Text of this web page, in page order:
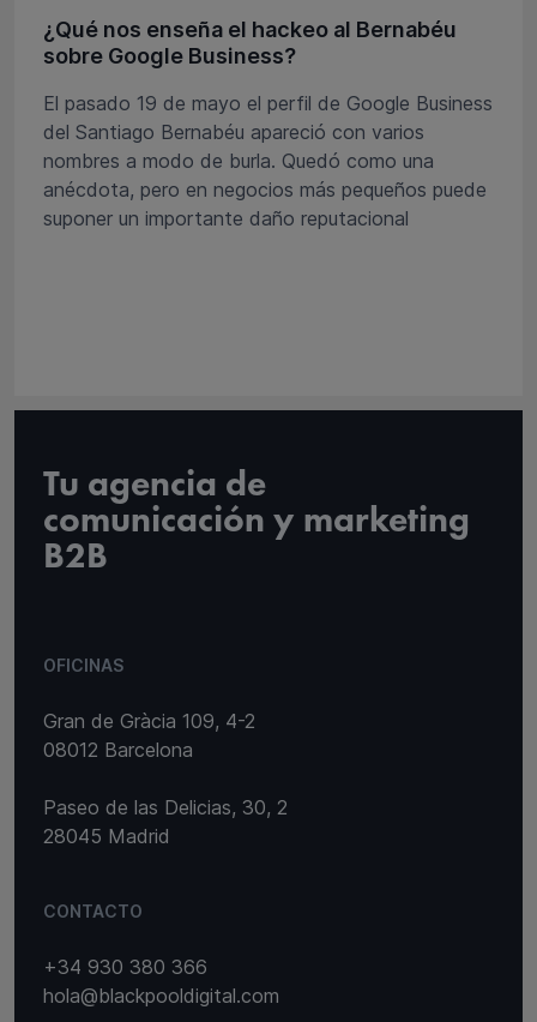
¿Qué nos enseña el hackeo al Bernabéu
sobre Google Business?
El pasado 19 de mayo el perfil de Google Business
del Santiago Bernabéu apareció con varios
nombres a modo de burla. Quedó como una
anécdota, pero en negocios más pequeños puede
suponer un importante daño reputacional
Tu agencia de
comunicación y marketing
B2B
OFICINAS
Gran de Gràcia 109, 4-2
08012 Barcelona
Paseo de las Delicias, 30, 2
28045 Madrid
CONTACTO
+34 930 380 366
hola@blackpooldigital.com